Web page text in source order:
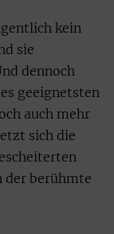
kein
sie
dennoch
geeignetsten
auch mehr
sich die
der berühmte